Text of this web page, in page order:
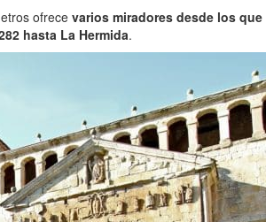
ofrece varios miradores desde los
hasta La Hermida.